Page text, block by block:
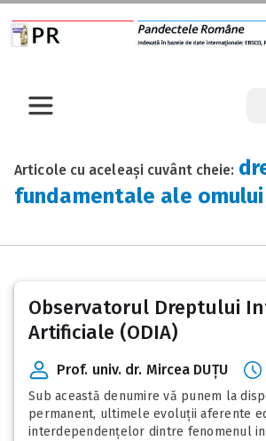
Articole cu aceleași cuvânt cheie:
fundamentale ale omului
Observatorul Dreptului
Artificiale (ODIA)
Prof. univ. dr. Mircea DUȚU
Sub această denumire vă punem la
permanent, ultimele evoluții aferente
interdependențelor dintre fenomenul